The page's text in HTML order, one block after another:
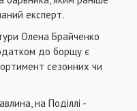
експерт.
Олена Брайченко
до борщу є
сезонних чи
на Поділлі -